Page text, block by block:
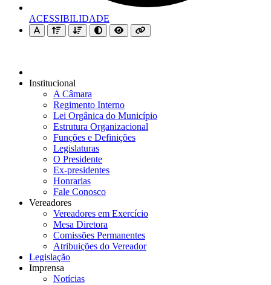
ACESSIBILIDADE
Institucional
A Câmara
Regimento Interno
Lei Orgânica do Município
Estrutura Organizacional
Funções e Definições
Legislaturas
O Presidente
Ex-presidentes
Honrarias
Fale Conosco
Vereadores
Vereadores em Exercício
Mesa Diretora
Comissões Permanentes
Atribuições do Vereador
Legislação
Imprensa
Notícias